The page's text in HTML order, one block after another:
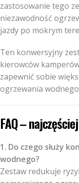
zastosowanie tego
niezawodność
jazdy po mokrym
Ten konwersyjny
kierowców
zapewnić sobie
ogrzewania
FAQ –
1. Do czego służy
wodnego?
Zestaw redukuje